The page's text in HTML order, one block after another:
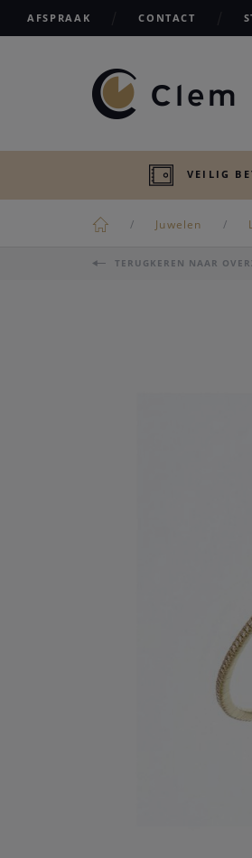
AFSPRAAK CONTACT
VEILIG
Juwelen
TERUGKEREN NAAR